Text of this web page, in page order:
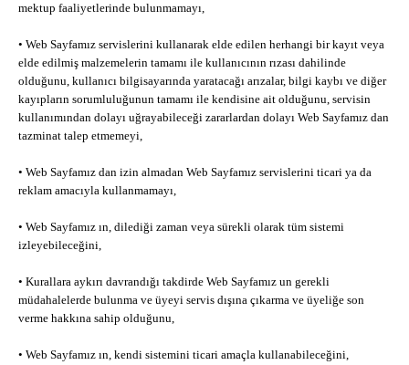
mektup faaliyetlerinde bulunmamayı,
• Web Sayfamız servislerini kullanarak elde edilen herhangi bir kayıt veya
elde edilmiş malzemelerin tamamı ile kullanıcının rızası dahilinde
olduğunu, kullanıcı bilgisayarında yaratacağı arızalar, bilgi kaybı ve diğer
kayıpların sorumluluğunun tamamı ile kendisine ait olduğunu, servisin
kullanımından dolayı uğrayabileceği zararlardan dolayı Web Sayfamız dan
tazminat talep etmemeyi,
• Web Sayfamız dan izin almadan Web Sayfamız servislerini ticari ya da
reklam amacıyla kullanmamayı,
• Web Sayfamız ın, dilediği zaman veya sürekli olarak tüm sistemi
izleyebileceğini,
• Kurallara aykırı davrandığı takdirde Web Sayfamız un gerekli
müdahalelerde bulunma ve üyeyi servis dışına çıkarma ve üyeliğe son
verme hakkına sahip olduğunu,
• Web Sayfamız ın, kendi sistemini ticari amaçla kullanabileceğini,